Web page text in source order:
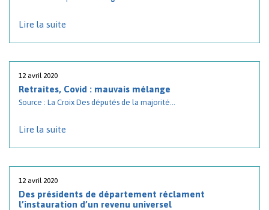
Lire la suite
12 avril 2020
Retraites, Covid : mauvais mélange
Source : La Croix Des députés de la majorité...
Lire la suite
12 avril 2020
Des présidents de département réclament
l’instauration d’un revenu universel